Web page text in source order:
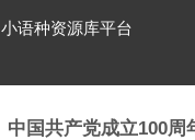
小语种资源库平台
中国共产党成立100周